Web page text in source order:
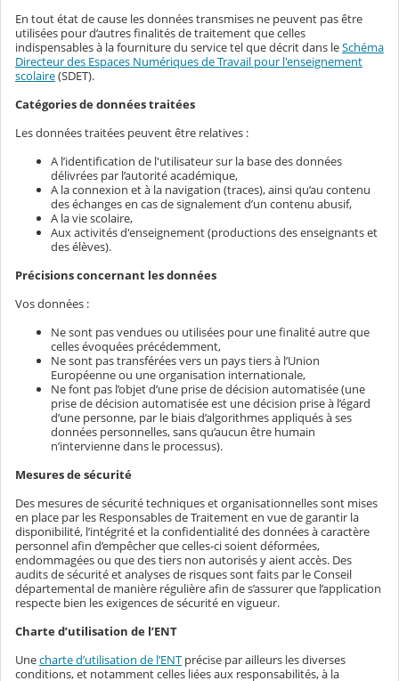
En tout état de cause les données transmises ne peuvent pas être
utilisées pour d’autres finalités de traitement que celles
indispensables à la fourniture du service tel que décrit dans leSchéma
Directeur des Espaces Numériques de Travail pour l'enseignement
scolaire(SDET).
Catégories de données traitées
Les données traitées peuvent être relatives :
A l’identification de l'utilisateur sur la base des données
délivrées par l’autorité académique,
A la connexion et à la navigation (traces), ainsi qu’au contenu
des échanges en cas de signalement d’un contenu abusif,
A la vie scolaire,
Aux activités d'enseignement (productions des enseignants et
des élèves).
Précisions concernant les données
Vos données :
Ne sont pas vendues ou utilisées pour une finalité autre que
celles évoquées précédemment,
Ne sont pas transférées vers un pays tiers à l’Union
Européenne ou une organisation internationale,
Ne font pas l’objet d’une prise de décision automatisée (une
prise de décision automatisée est une décision prise à l’égard
d’une personne, par le biais d’algorithmes appliqués à ses
données personnelles, sans qu’aucun être humain
n’intervienne dans le processus).
Mesures de sécurité
Des mesures de sécurité techniques et organisationnelles sont mises
en place par les Responsables de Traitement en vue de garantir la
disponibilité, l’intégrité et la confidentialité des données à caractère
personnel afin d’empêcher que celles-ci soient déformées,
endommagées ou que des tiers non autorisés y aient accès. Des
audits de sécurité et analyses de risques sont faits par le Conseil
départemental de manière régulière afin de s’assurer que l’application
respecte bien les exigences de sécurité en vigueur.
Charte d’utilisation de l’ENT
Unecharte d’utilisation de l’ENT précise par ailleurs les diverses
conditions, et notamment celles liées aux responsabilités, à la